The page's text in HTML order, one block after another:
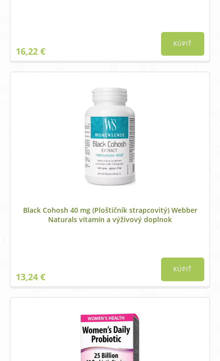
16,22 €
KÚPIŤ
Black Cohosh 40 mg (Ploštičník strapcovitý) Webber
Naturals vitamín a výživový doplnok
13,24 €
KÚPIŤ